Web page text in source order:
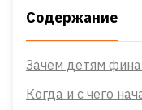
Содержание
Зачем детям
Когда и с чего